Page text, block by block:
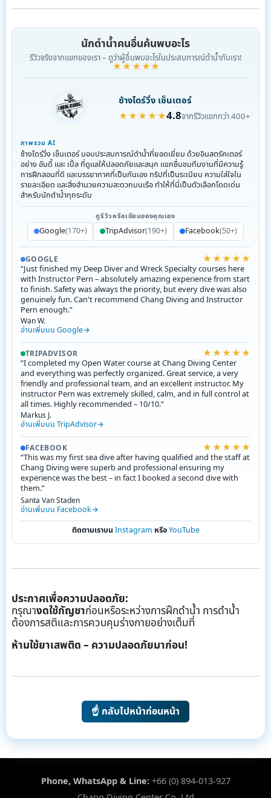
นักดำน้ำคนอื่นค้นพบอะไร
รีวิวจริงจากแขกของเรา – ดูว่าผู้อื่นพบอะไรในประสบการณ์ดำน้ำกับเรา!
★★★★★
ช้างไดร์วิ่ง เซ็นเตอร์
★★★★★4.8จากรีวิวแขกกว่า 400+
ภาพรวม AI
ช้างไดร์วิ่ง เซ็นเตอร์ มอบประสบการณ์ดำน้ำที่ยอดเยี่ยม ด้วยอินสตรัคเตอร์
อย่าง อันดี้ และ เปิ้ล ที่ดูแลให้ปลอดภัยและสนุก แขกชื่นชมทีมงานที่มีความรู้
การฝึกสอนที่ดี และบรรยากาศที่เป็นกันเอง ทริปที่เป็นระเบียบ ความใส่ใจใน
รายละเอียด และสิ่งอำนวยความสะดวกบนเรือ ทำให้ที่นี่เป็นตัวเลือกโดดเด่น
สำหรับนักดำน้ำทุกระดับ
ดูรีวิวหรือเขียนของคุณเอง
Google(170+) TripAdvisor(190+) Facebook(50+)
GOOGLE ★★★★★
“Just finished my Deep Diver and Wreck Specialty courses here
with Instructor Pern – absolutely amazing experience from start
to finish. Safety was always the priority, but every dive was also
genuinely fun. Can't recommend Chang Diving and Instructor
Pern enough.”
Wan W.
อ่านเพิ่มบน Google
TRIPADVISOR ★★★★★
“I completed my Open Water course at Chang Diving Center
and everything was perfectly organized. Great service, a very
friendly and professional team, and an excellent instructor. My
instructor Pern was extremely skilled, calm, and in full control at
all times. Highly recommended – 10/10.”
Markus J.
อ่านเพิ่มบน TripAdvisor
FACEBOOK ★★★★★
“This was my first sea dive after having qualified and the staff at
Chang Diving were superb and professional ensuring my
experience was the best – in fact I booked a second dive with
them.”
Santa Van Staden
อ่านเพิ่มบน Facebook
ติดตามเราบน Instagram หรือYouTube
ประกาศเพื่อความปลอดภัย:
กรุณางดใช้กัญชาก่อนหรือระหว่างการฝึกดำน้ำ การดำน้ำ
ต้องการสติและการควบคุมร่างกายอย่างเต็มที่
ห้ามใช้ยาเสพติด – ความปลอดภัยมาก่อน!
☝️ กลับไปหน้าก่อนหน้า
Phone, WhatsApp & Line: +66 (0) 894-013-927